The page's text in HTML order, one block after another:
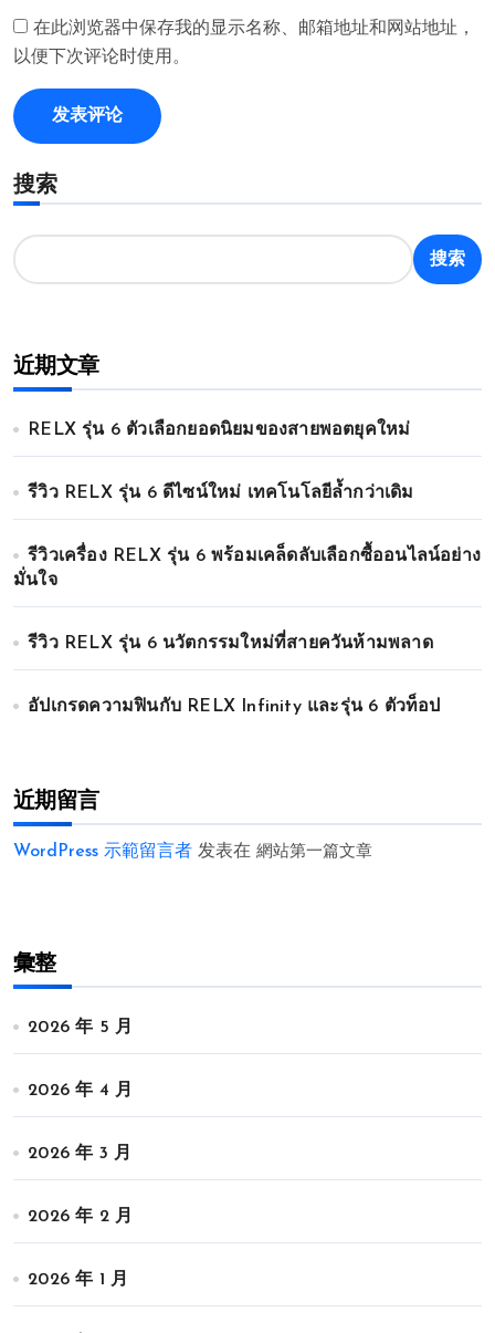
在此浏览器中保存我的显示名称、邮箱地址和网站地址，
以便下次评论时使用。
搜索
搜索
近期文章
RELX รุ่น 6 ตัวเลือกยอดนิยมของสายพอตยุคใหม่
รีวิว RELX รุ่น 6 ดีไซน์ใหม่ เทคโนโลยีล้ำกว่าเดิม
รีวิวเครื่อง RELX รุ่น 6 พร้อมเคล็ดลับเลือกซื้ออนไลน์อย่าง
มั่นใจ
รีวิว RELX รุ่น 6 นวัตกรรมใหม่ที่สายควันห้ามพลาด
อัปเกรดความฟินกับ RELX Infinity และรุ่น 6 ตัวท็อป
近期留言
WordPress 示範留言者 发表在 網站第一篇文章
彙整
2026 年 5 月
2026 年 4 月
2026 年 3 月
2026 年 2 月
2026 年 1 月